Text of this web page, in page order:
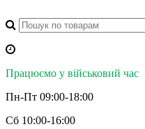
Працюємо у військовий час
Пн-Пт 09:00-18:00
Сб 10:00-16:00